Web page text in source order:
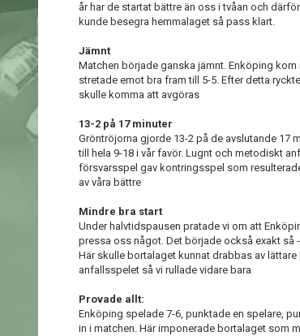
år har de startat bättre än oss i tvåan och
kunde besegra hemmalaget så pass klart.
Jämnt
Matchen började ganska jämnt. Enköping
stretade emot bra fram till 5-5. Efter detta
skulle komma att avgöras
13-2 på 17 minuter
Gröntröjorna gjorde 13-2 på de avslutande 17
till hela 9-18 i vår favör. Lugnt och metodiskt
försvarsspel gav kontringsspel som
av våra bättre
Mindre bra start
Under halvtidspausen pratade vi om att
pressa oss något. Det började också exakt så
Här skulle bortalaget kunnat drabbas av
anfallsspelet så vi rullade vidare bara
Provade allt:
Enköping spelade 7-6, punktade en spelare,
in i matchen. Här imponerade bortalaget som